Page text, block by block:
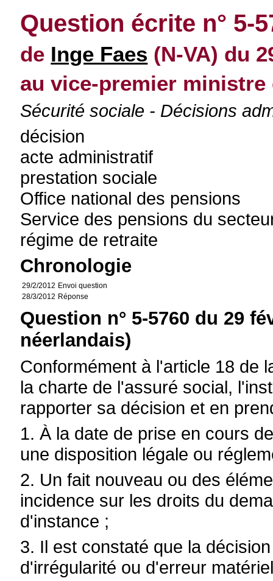
Question écrite n° 5-
de Inge Faes (N-VA) du
au vice-premier
Sécurité sociale - Décisions
décision
acte administratif
prestation sociale
Office national des pensions
Service des pensions du
régime de retraite
Chronologie
29/2/2012 Envoi question
28/3/2012 Réponse
Question n° 5-5760 du 29
néerlandais)
Conformément à l'article 18 de
la charte de l'assuré social,
rapporter sa décision et en
1. À la date de prise en cours
une disposition légale ou
2. Un fait nouveau ou des
incidence sur les droits du
d'instance ;
3. Il est constaté que la
d'irrégularité ou d'erreur